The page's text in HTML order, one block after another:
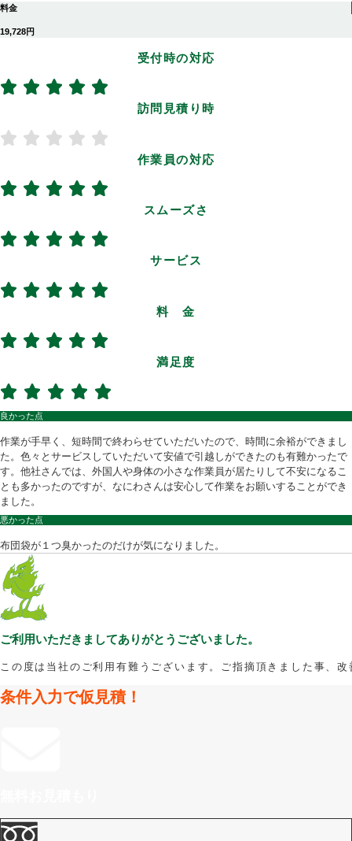
料金
19,728円
受付時の対応
訪問見積り時
作業員の対応
スムーズさ
サービス
料 金
満足度
良かった点
作業が手早く、短時間で終わらせていただいたので、時間に余裕ができまし
た。色々とサービスしていただいて安値で引越しができたのも有難かったで
す。他社さんでは、外国人や身体の小さな作業員が居たりして不安になるこ
とも多かったのですが、なにわさんは安心して作業をお願いすることができ
ました。
悪かった点
布団袋が１つ臭かったのだけが気になりました。
ご利用いただきましてありがとうございました。
この度は当社のご利用有難うございます。ご指摘頂きました事、
条件入力で仮見積！